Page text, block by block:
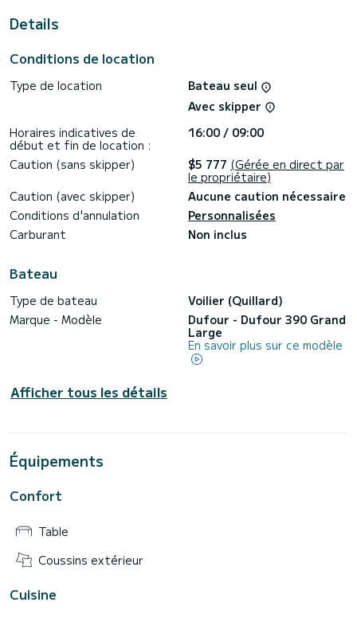
Details
Conditions de location
Type de location
Bateau seul
Avec skipper
Horaires indicatives de
début et fin de location :
16:00 / 09:00
Caution (sans skipper)
$5 777 (Gérée en direct par
le propriétaire)
Caution (avec skipper)
Aucune caution nécessaire
Conditions d'annulation
Personnalisées
Carburant
Non inclus
Bateau
Type de bateau
Voilier (Quillard)
Marque - Modèle
Dufour - Dufour 390 Grand
Large
En savoir plus sur ce modèle
Afficher tous les détails
Équipements
Confort
Table
Coussins extérieur
Cuisine